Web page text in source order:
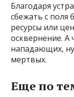
Благодаря
сбежать с поля
ресурсы или
осквернение. А
нападающих,
мертвых.
Еще по